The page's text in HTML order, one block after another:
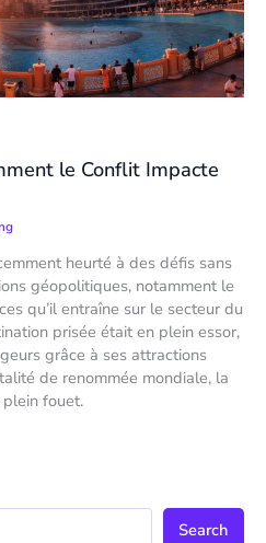
le Conflit Impacte
heurté à des défis sans
géopolitiques, notamment le
qu’il entraîne sur le secteur du
prisée était en plein essor,
grâce à ses attractions
de renommée mondiale, la
fouet.
Search